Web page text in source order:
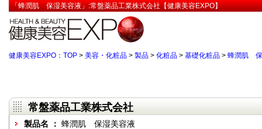
「蜂潤肌 保湿美容液」:常盤薬品工業株式会社【健康美容EXPO】
健康美容EXPO：TOP > 美容・化粧品 > 製品 > 化粧品 > 基礎化粧品 > 蜂潤肌 保
常盤薬品工業株式会社
製品名 ： 蜂潤肌 保湿美容液